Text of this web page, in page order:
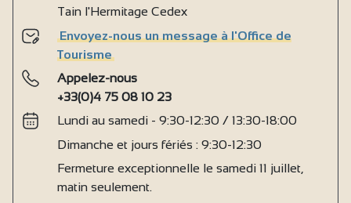
Tain l'Hermitage Cedex
Envoyez-nous un message à l'Office de
Tourisme
Appelez-nous
+33(0)4 75 08 10 23
Lundi au samedi - 9:30-12:30 / 13:30-18:00
Dimanche et jours fériés : 9:30-12:30
Fermeture exceptionnelle le samedi 11 juillet,
matin seulement.